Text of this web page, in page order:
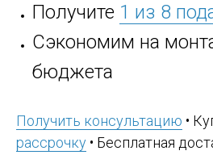
Получите 1 из 8
Сэкономим на
бюджета
Получить консультацию •
рассрочку • Бесплатная